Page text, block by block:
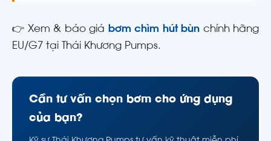
👉 Xem & báo giá bơm chìm hút bùn chính hãng
EU/G7 tại Thái Khương Pumps.
Cần tư vấn chọn bơm cho ứng dụng
của bạn?